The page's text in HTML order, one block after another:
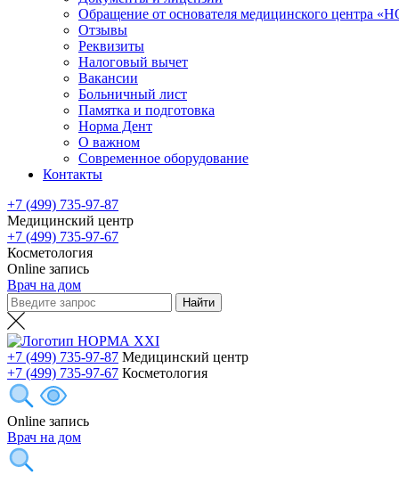
Обращение от основателя медицинского центра
Отзывы
Реквизиты
Налоговый вычет
Вакансии
Больничный лист
Памятка и подготовка
Норма Дент
О важном
Современное оборудование
Контакты
+7 (499) 735-97-87
Медицинский центр
+7 (499) 735-97-67
Косметология
Online запись
Врач на дом
+7 (499) 735-97-87 Медицинский центр
+7 (499) 735-97-67 Косметология
Online запись
Врач на дом